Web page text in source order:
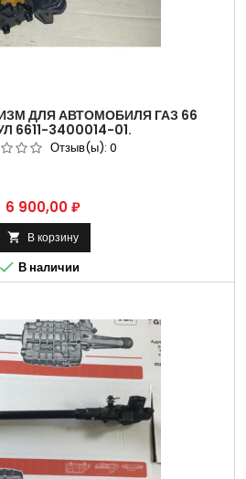
ДЛЯ АВТОМОБИЛЯ ГАЗ 66
6611-3400014-01.
Отзыв(ы): 0
Цена
6 900,00 ₽
 В корзину
 В наличии